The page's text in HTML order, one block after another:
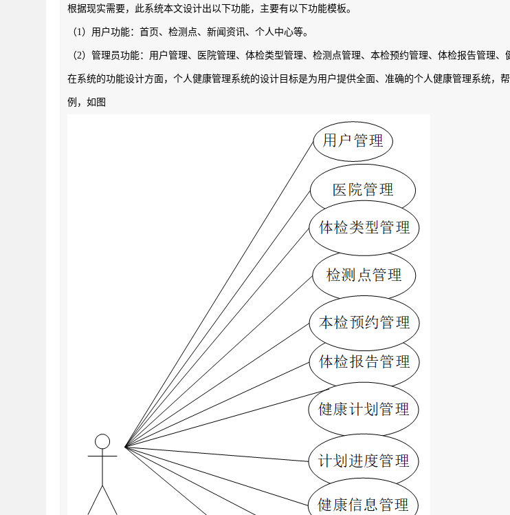
根据现实需要，此系统本文设计出以下功能，主要有以下功能模板。
（1）用户功能：首页、检测点、新闻资讯、个人中心等。
（2）管理员功能：用户管理、医院管理、体检类型管理、检测点管理、本检预约管理、体检报告管理
在系统的功能设计方面，个人健康管理系统的设计目标是为用户提供全面、准确的个人健康管理系统，
例，如图